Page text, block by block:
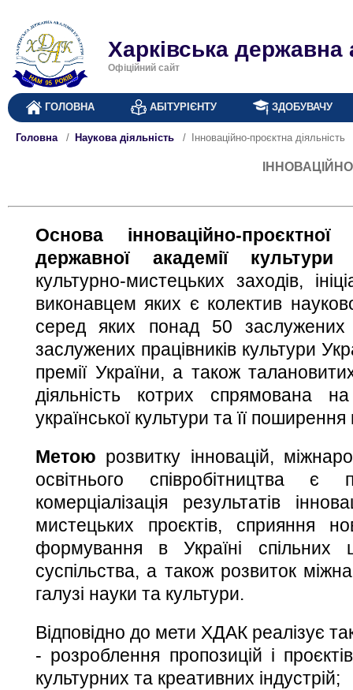
Харківська державна
Офіційний сайт
ГОЛОВНА АБІТУРІЄНТУ ЗДОБУВАЧУ
Головна Наукова діяльність Інноваційно-проєктна діяльність
Основа інноваційно-проєктної
державної академії культури
культурно-мистецьких заходів,
виконавцем яких є колектив
серед яких понад 50 заслужених
заслужених працівників культури
премії України, а також
діяльність котрих спрямована
української культури та її
Метою розвитку інновацій,
освітнього співробітництва є
комерціалізація результатів
мистецьких проєктів, сприяння
формування в Україні спільних
суспільства, а також розвиток
галузі науки та культури.
Відповідно до мети ХДАК реалізує
- розроблення пропозицій і
культурних та креативних індустрій;